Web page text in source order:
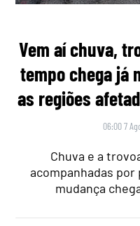
Vem aí chuva,
tempo chega já
as regiões
06:00 7
Chuva e a
acompanhadas por
mudança